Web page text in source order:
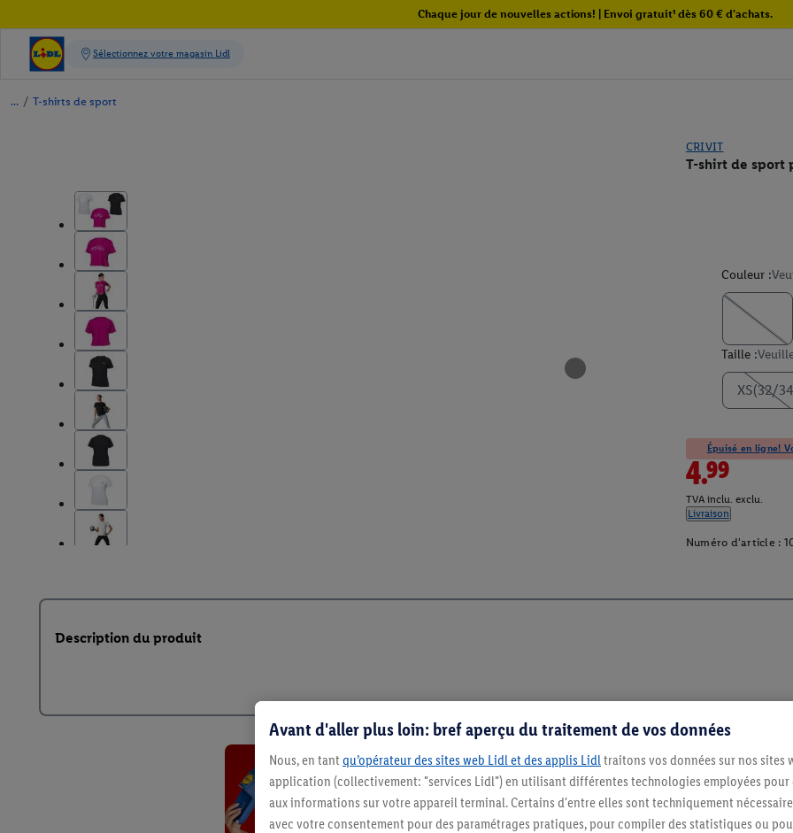
Chaque jour de nouvelles actions! | Envoi gratuit¹ dès 60 € d'achats.
/ T-shirts de sport
CRIVIT
T-shirt de sport
Couleur :
Taille :
XS(32/
Épuisé en ligne!
4.99
TVA inclu. exclu.
Livraison
Numéro d'article :
Description du produit
Restez au
Abonnez-vous à la
Avant d'aller plus loin: bref aperçu du traitement de vos données
Nous, en tant qu’opérateur des sites web Lidl et des applis Lidltraitons vos données sur nos sites
application (collectivement: "services Lidl") en utilisant différentes technologies employées pour
aux informations sur votre appareil terminal. Certains d'entre elles sont techniquement
avec votre consentement pour des paramétrages pratiques, pour compiler des statistiques ou